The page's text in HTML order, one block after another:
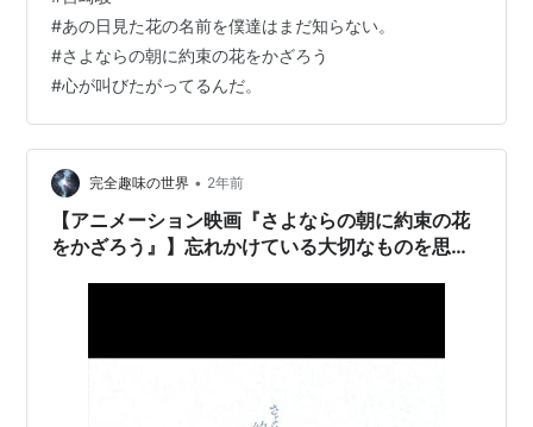
ション映画。 2020年6月18日16時よりNetflixにて全世界
独占配信された。 略称は「泣き猫」。 本作は当初、東宝
映像事業部が2020年6月5日の公開を予定…
#あの日見た花の名前を僕達はまだ知らない。
#さよならの朝に約束の花をかざろう
#心が叫びたがってるんだ。
完全趣味の世界 • 2年前
【アニメーション映画『さよならの朝に約束の花
をかざろう』】忘れかけている大切なものを思い